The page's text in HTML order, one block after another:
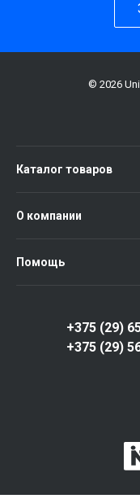
© 2026
Каталог товаров
О компании
Помощь
+375 (29)
+375 (29)